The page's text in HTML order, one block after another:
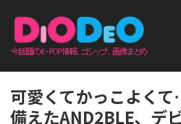
可愛くてかっこよく
備えたAND2BLE、デ